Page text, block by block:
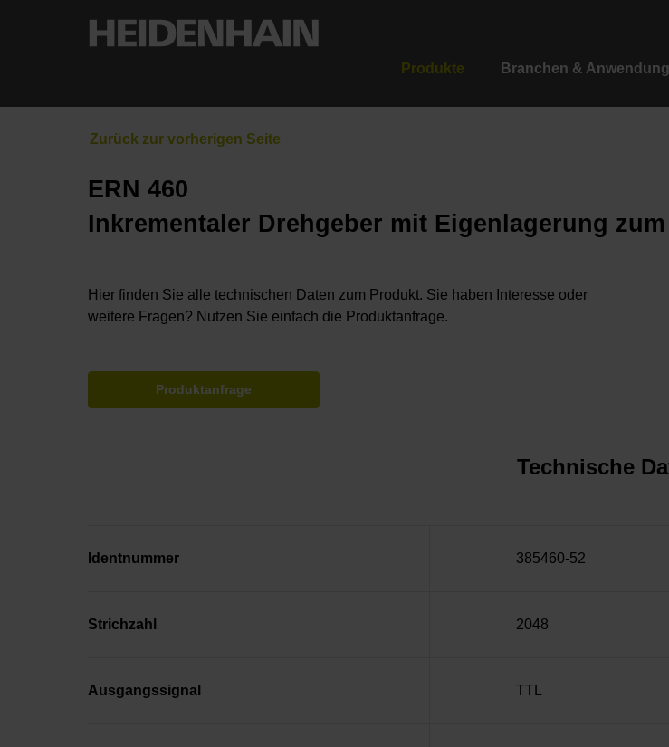
Produkte Branchen &
ERN 460
Inkrementaler Drehgeber mit Eigenlagerung
Hier finden Sie alle technischen Daten zum Produkt. Sie haben Interesse oder
weitere Fragen? Nutzen Sie einfach die Produktanfrage.
Produktanfrage
Technische
Identnummer 385460-52
Strichzahl 2048
Ausgangssignal TTL